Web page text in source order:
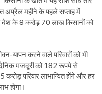
अप्रैल महीने के पहले सप्ताह में
देश के 8 करोड़ 70 लाख किसानों को
यापन करने वाले परिवारों को भी
मजदूरी को 182 रूपये से
परिवार लाभान्वित होंगे और हर
होगा।